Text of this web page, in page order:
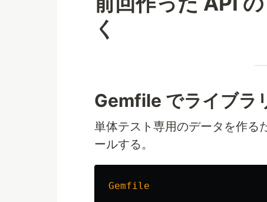
く
Gemfile でライブラ
単体テスト専用のデータを作る
ールする。
Gemfile